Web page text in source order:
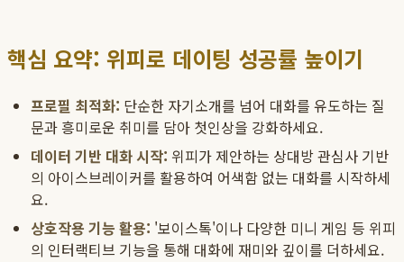
핵심 요약: 위피로 데이팅 성공률 높이기
프로필 최적화: 단순한 자기소개를 넘어 대화를 유도하는 질
문과 흥미로운 취미를 담아 첫인상을 강화하세요.
데이터 기반 대화 시작: 위피가 제안하는 상대방 관심사 기반
의 아이스브레이커를 활용하여 어색함 없는 대화를 시작하세
요.
상호작용 기능 활용: '보이스톡'이나 다양한 미니 게임 등 위피
의 인터랙티브 기능을 통해 대화에 재미와 깊이를 더하세요.